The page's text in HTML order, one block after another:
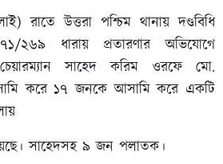
রাতে উত্তরা পশ্চিম থানায় দণ্ডবিধি
২৬৯ ধারায় প্রতারণার অভিযোগে
সাহেদ করিম ওরফে মো.
করে ১৭ জনকে আসামি করে একটি
সাহেদসহ ৯ জন পলাতক।